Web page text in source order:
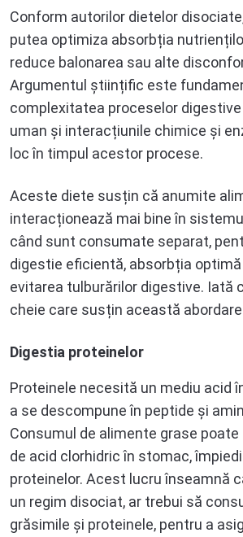
Conform autorilor dietelor
putea optimiza absorbția
reduce balonarea sau alte
Argumentul științific este
complexitatea proceselor digestive
uman și interacțiunile chimice și
loc în timpul acestor procese.
Aceste diete susțin că anumite
interacționează mai bine în
când sunt consumate separat,
digestie eficientă, absorbția
evitarea tulburărilor digestive. Iată
cheie care susțin această
Digestia proteinelor
Proteinele necesită un mediu acid
a se descompune în peptide și
Consumul de alimente grase
de acid clorhidric în stomac,
proteinelor. Acest lucru înseamnă
un regim disociat, ar trebui să
grăsimile și proteinele, pentru a